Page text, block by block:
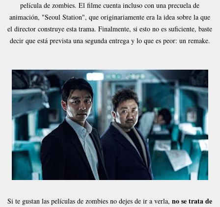
película de zombies. El filme cuenta incluso con una precuela de
animación, "Seoul Station", que originariamente era la idea sobre la que
el director construye esta trama. Finalmente, si esto no es suficiente, baste
decir que está prevista una segunda entrega y lo que es peor: un remake.
Si te gustan las películas de zombies no dejes de ir a verla,no se trata de